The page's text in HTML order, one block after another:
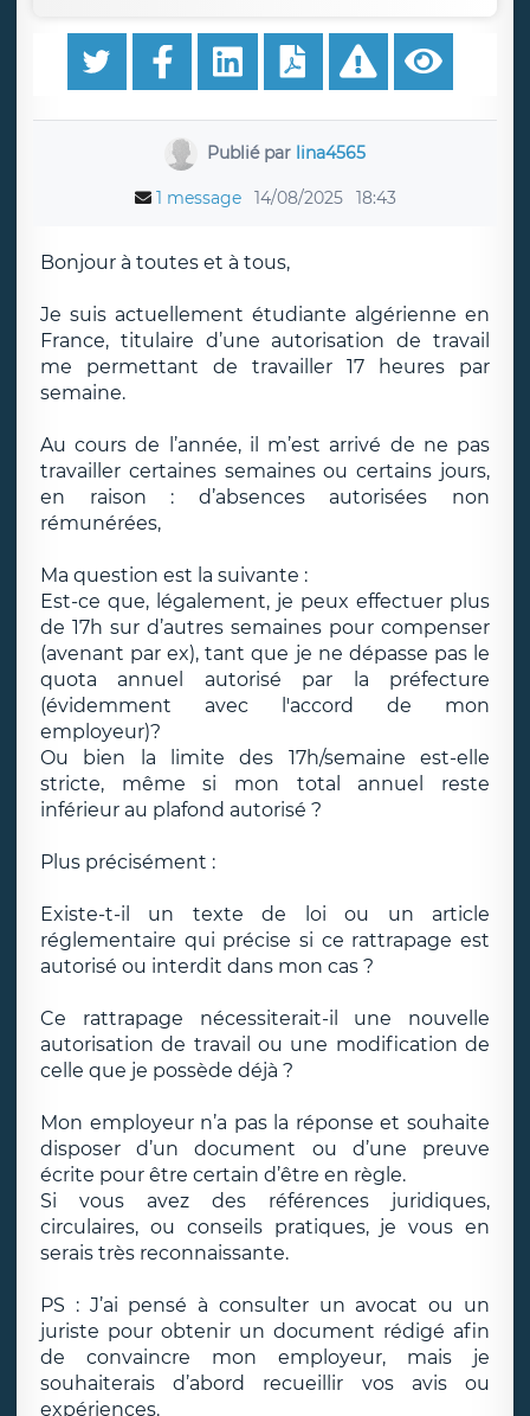
Publié par lina4565
1 message 14/08/2025 18:43
Bonjour à toutes et à tous,
Je suis actuellement étudiante algérienne en
France, titulaire d’une autorisation de travail
me permettant de travailler 17 heures par
semaine.
Au cours de l’année, il m’est arrivé de ne pas
travailler certaines semaines ou certains jours,
en raison : d’absences autorisées non
rémunérées,
Ma question est la suivante :
Est-ce que, légalement, je peux effectuer plus
de 17h sur d’autres semaines pour compenser
(avenant par ex), tant que je ne dépasse pas le
quota annuel autorisé par la préfecture
(évidemment avec l'accord de mon
employeur)?
Ou bien la limite des 17h/semaine est-elle
stricte, même si mon total annuel reste
inférieur au plafond autorisé ?
Plus précisément :
Existe-t-il un texte de loi ou un article
réglementaire qui précise si ce rattrapage est
autorisé ou interdit dans mon cas ?
Ce rattrapage nécessiterait-il une nouvelle
autorisation de travail ou une modification de
celle que je possède déjà ?
Mon employeur n’a pas la réponse et souhaite
disposer d’un document ou d’une preuve
écrite pour être certain d’être en règle.
Si vous avez des références juridiques,
circulaires, ou conseils pratiques, je vous en
serais très reconnaissante.
PS : J’ai pensé à consulter un avocat ou un
juriste pour obtenir un document rédigé afin
de convaincre mon employeur, mais je
souhaiterais d’abord recueillir vos avis ou
expériences.